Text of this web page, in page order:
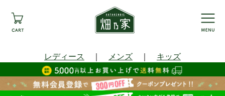
レディース ｜ メンズ ｜ キッズ